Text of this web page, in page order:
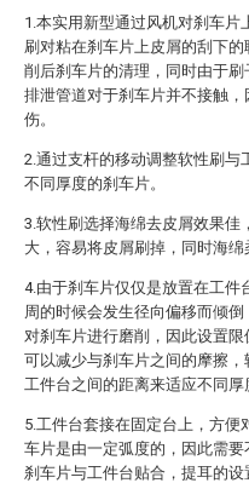
1.本实用新型通过风机对刹车片
刷对粘在刹车片上皮屑的刮下
削后刹车片的清理，同时由于
排泄管道对于刹车片并不接触
伤。
2.通过支杆的移动调整软性刷与
不同厚度的刹车片。
3.软性刷选择海绵去皮屑效果佳
大，容易将皮屑刷掉，同时海绵
4.由于刹车片仅仅是放置在工件
周的时候会发生径向偏移而倾
对刹车片进行磨削，因此设置
可以减少与刹车片之间的摩擦
工件台之间的距离来适应不同厚
5.工件台套接在固定台上，方便
车片是由一定弧度的，因此需
刹车片与工件台贴合，提耳的设